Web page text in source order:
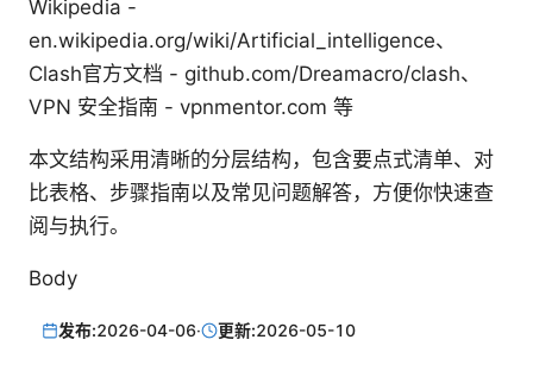
Wikipedia -
en.wikipedia.org/wiki/Artificial_intelligence、
Clash官方文档 - github.com/Dreamacro/clash、
VPN 安全指南 - vpnmentor.com 等
本文结构采用清晰的分层结构，包含要点式清单、对
比表格、步骤指南以及常见问题解答，方便你快速查
阅与执行。
Body
发布:2026-04-06· 更新:2026-05-10